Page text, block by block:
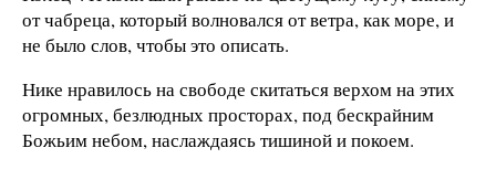
от чабреца, который волновался от ветра, как море, и
не было слов, чтобы это описать.
Нике нравилось на свободе скитаться верхом на этих
огромных, безлюдных просторах, под бескрайним
Божьим небом, наслаждаясь тишиной и покоем.